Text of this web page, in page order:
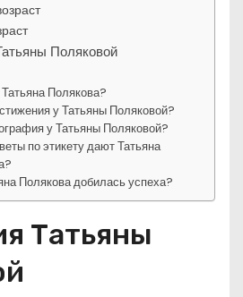
Поляковой
Татьяна Полякова?
у Татьяны Поляковой?
у Татьяны Поляковой?
по этикету дают Татьяна
Полякова добилась успеха?
Татьяны